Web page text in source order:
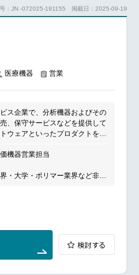
各検査センターの幹部/主要メン
関係を強化する。
部、医療機関等に対してもプロ
品の売上責任をもつことによ
率化、及び顧客対応のシンプル
大きなシナジー効果をもたら
：JN -072025-191155 掲載日：2025-09-19
医療機器 営業
ス企業で、分析機器およびその
、保守サービスなどを提供して
ウェアといったプロダクトを通
医療、製薬などの分野でのニー
療の向上に貢献しています。多
ナップで顧客のニーズに応える
トやトレーニングプログラムな
行っており、長期的なパートナ
機器営業担当
・大学・ポリマー業界など非常
とが可能です。また、日本は成
市場として特に成長機会が多い
析機器について見込顧客および
を実施する。
抱える課題やニーズに対し、製
検討する